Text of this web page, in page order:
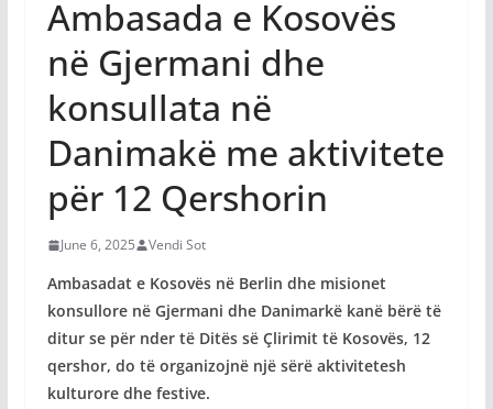
Ambasada e Kosovës
në Gjermani dhe
konsullata në
Danimakë me aktivitete
për 12 Qershorin
June 6, 2025 Vendi Sot
Ambasadat e Kosovës në Berlin dhe misionet
konsullore në Gjermani dhe Danimarkë kanë bërë të
ditur se për nder të Ditës së Çlirimit të Kosovës, 12
qershor, do të organizojnë një sërë aktivitetesh
kulturore dhe festive.